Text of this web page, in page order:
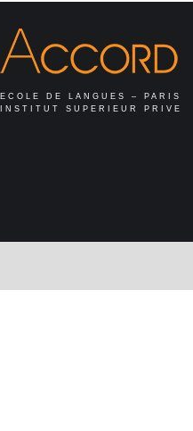
ECOLE DE LANGUES – PARIS
INSTITUT SUPERIEUR PRIVE